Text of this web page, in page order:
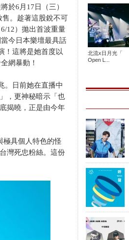
於6月17日（三）
。趁著這股銳不可
12）拋出首波重量
今日本樂壇最具話
！這將是她首度以
網暴動！
。日前她在直播中
，更神秘暗示「也
揭曉，正是由今年
極具個人特色的怪
灣死忠粉絲。這份
北流x日月光「
Open L...